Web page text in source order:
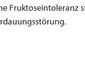
Fruktoseintoleranz